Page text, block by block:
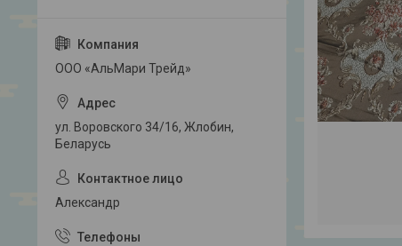
ООО «АльМари Трейд»
ул. Воровского 34/16, Жлобин,
Беларусь
Александр